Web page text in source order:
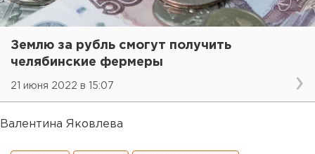
Землю за рубль смогут получить
челябинские фермеры
21 июня 2022 в 15:07
Валентина Яковлева